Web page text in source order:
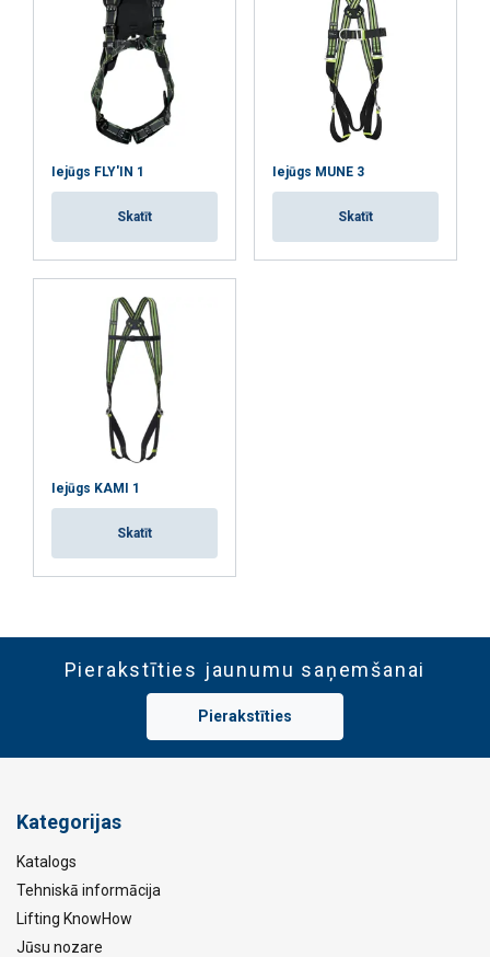
Iejūgs FLY'IN 1
Skatīt
Iejūgs MUNE 3
Skatīt
Iejūgs KAMI 1
Skatīt
Pierakstīties jaunumu saņemšanai
Pierakstīties
Kategorijas
Katalogs
Tehniskā informācija
Lifting KnowHow
Jūsu nozare
nepieciešamie
Funkcionalitātes Neklasificētie
ATTEIKTIES NO VISIEM
RĀDĪT DETAĻAS